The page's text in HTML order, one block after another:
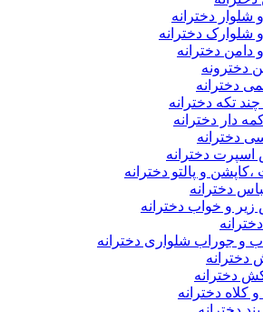
شلوار دخترانه
و شلوارک دخترانه
دامن دخترانه
دخترونه
دخترانه
تکه دخترانه
دار دخترانه
دخترانه
اسپرت دخترانه
،کاپشن و پالتو دخترانه
دخترانه
زیر و خواب دخترانه
و جوراب شلواری دخترانه
دخترانه
دخترانه
کلاه دخترانه